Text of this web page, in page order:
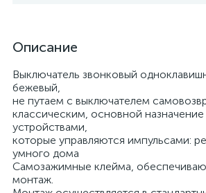
Описание
Выключатель звонковый
бежевый,
не путаем с выключателем
классическим, основной назначение
устройствами,
которые управляются импульсами:
умного дома
Самозажимные клейма,
монтаж.